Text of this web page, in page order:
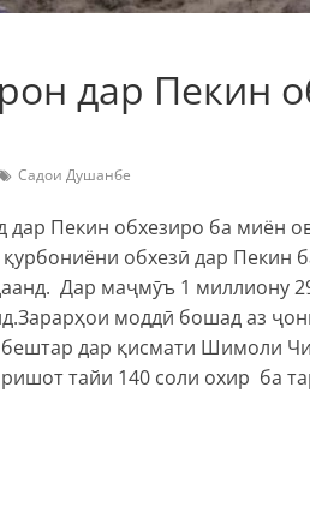
дар Пекин
Садои Душанбе
Пекин обхезиро ба миён
обхезӣ дар Пекин
Дар маҷмӯъ 1 миллиону
моддӣ бошад аз
дар қисмати Шимоли
тайи 140 соли охир ба